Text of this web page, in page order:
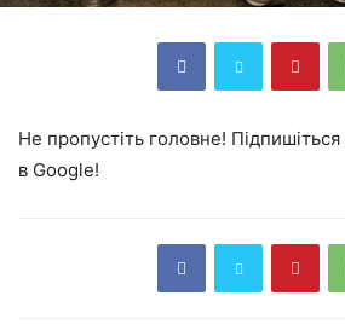
Не пропустіть головне!
в Google!